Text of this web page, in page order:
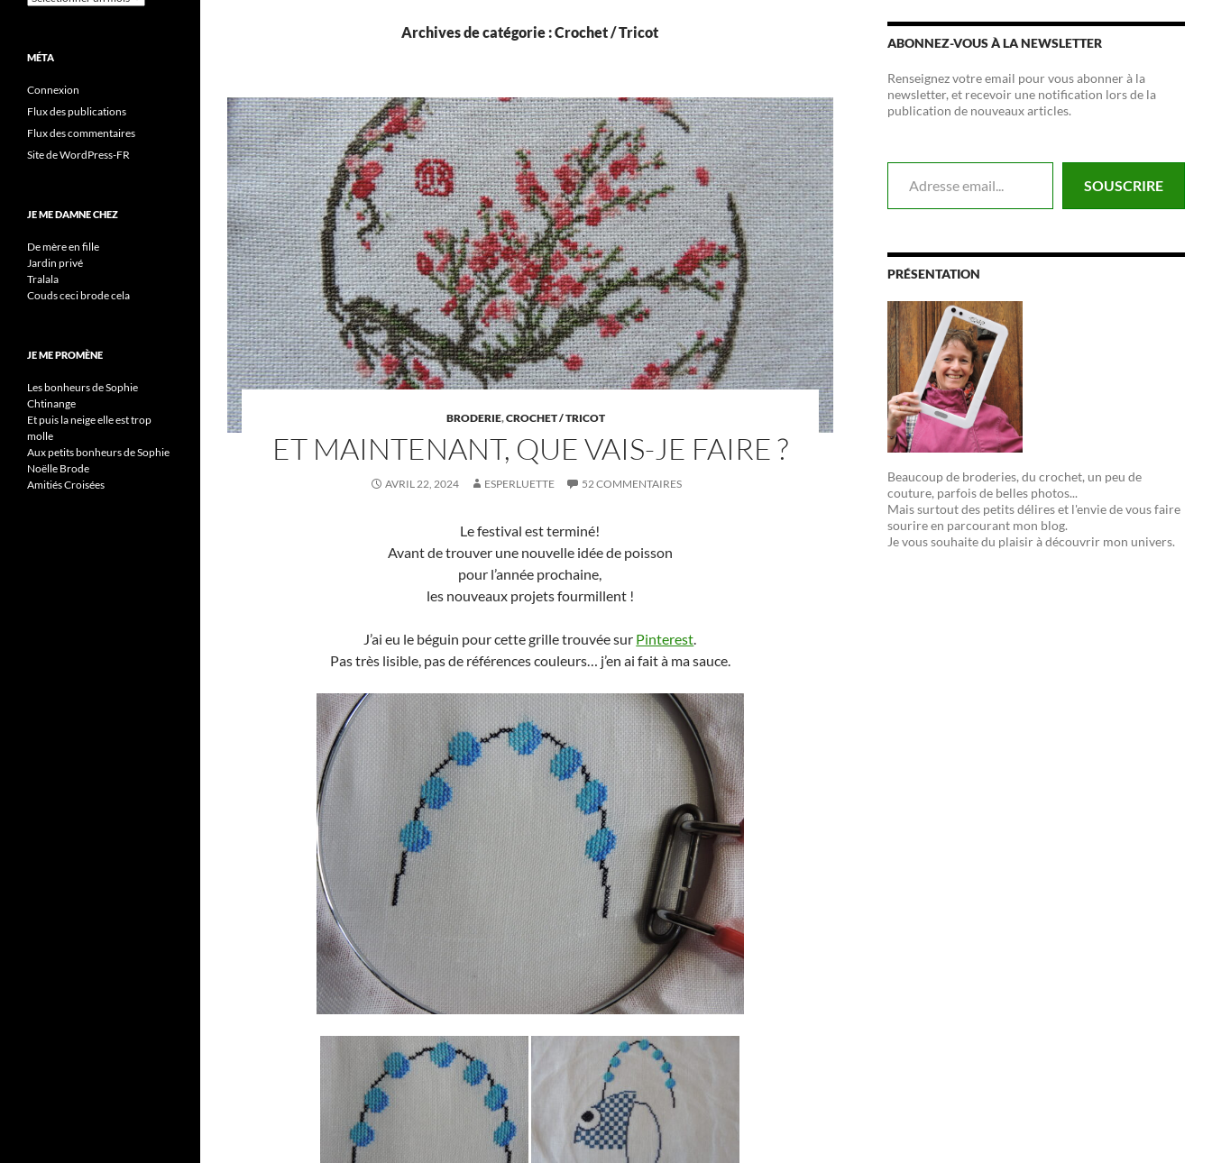
Archives de catégorie : Crochet / Tricot
BRODERIE,CROCHET / TRICOT
ET MAINTENANT, QUE VAIS-JE FAIRE ?
AVRIL 22, 2024 ESPERLUETTE 52 COMMENTAIRES
Le festival est terminé!
Avant de trouver une nouvelle idée de poisson
pour l’année prochaine,
les nouveaux projets fourmillent !
J’ai eu le béguin pour cette grille trouvée sur Pinterest.
Pas très lisible, pas de références couleurs… j’en ai fait à ma sauce.
ABONNEZ-VOUS À LA NEWSLETTER
Renseignez votre email pour vous abonner à la
newsletter, et recevoir une notification lors de la
publication de nouveaux articles.
Adresse email...
SOUSCRIRE
PRÉSENTATION
Beaucoup de broderies, du crochet, un peu de
couture, parfois de belles photos...
Mais surtout des petits délires et l'envie de vous faire
sourire en parcourant mon blog.
Je vous souhaite du plaisir à découvrir mon univers.
MÉTA
Connexion
Flux des publications
Flux des commentaires
Site de WordPress-FR
JE ME DAMNE CHEZ
De mère en fille
Jardin privé
Tralala
Couds ceci brode cela
JE ME PROMÈNE
Les bonheurs de Sophie
Chtinange
Et puis la neige elle est trop
molle
Aux petits bonheurs de Sophie
Noëlle Brode
Amitiés Croisées